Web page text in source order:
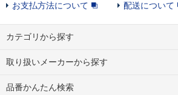
お支払方法について
配送について
カテゴリから探す
取り扱いメーカーから探す
品番かんたん検索